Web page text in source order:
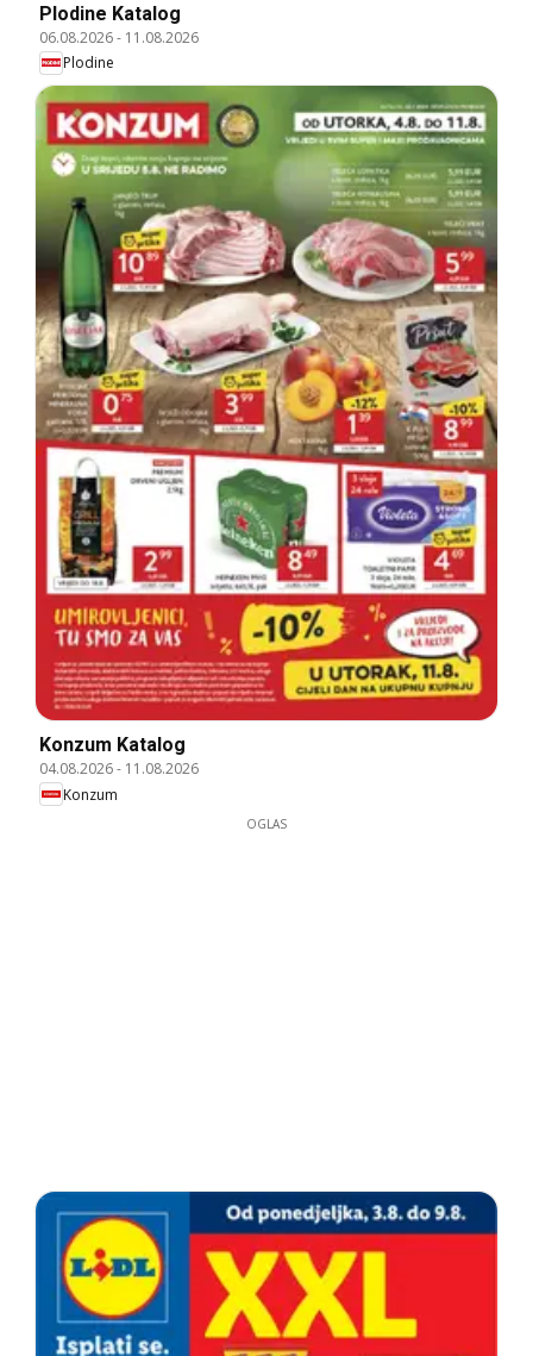
Plodine Katalog
06.08.2026- 11.08.2026
Plodine
Konzum Katalog
04.08.2026- 11.08.2026
Konzum
OGLAS